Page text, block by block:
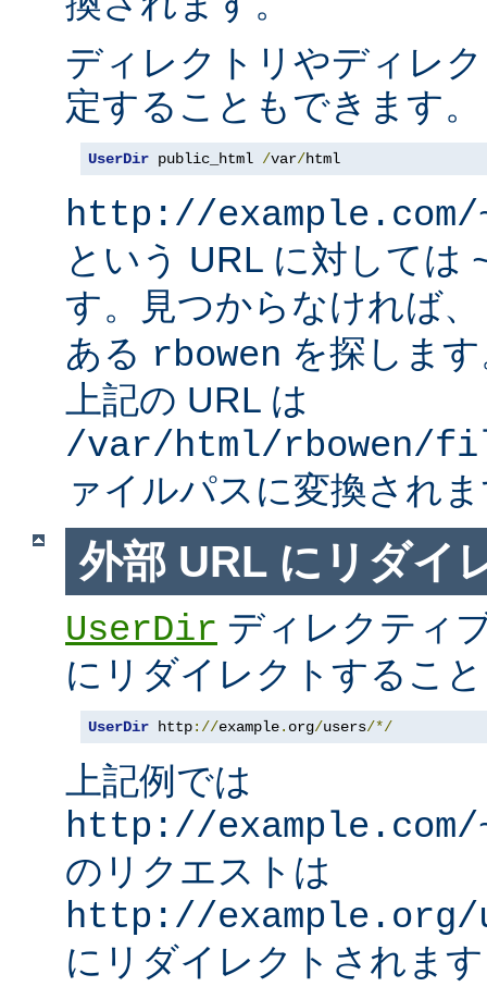
ディレクトリやディレ
定することもできます。
UserDir public_html /var/html
http://
という URL に対しては
す。見つからなければ
ある rbowen を探しま
上記の URL は
/var/html/rbowen/
ァイルパスに変換され
外部 URL にリダイ
UserDir ディレクティ
にリダイレクトするこ
UserDir http://example. org/users/*/
上記例では
http://example.com/
のリクエストは
http://example.org/
にリダイレクトされま